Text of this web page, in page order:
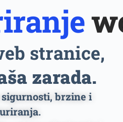
stranice,
zarada.
sigurnosti, brzine i